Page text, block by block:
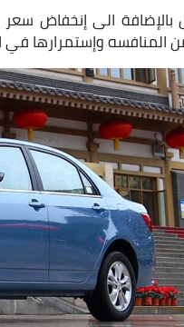
المنافسه وإستمرارها